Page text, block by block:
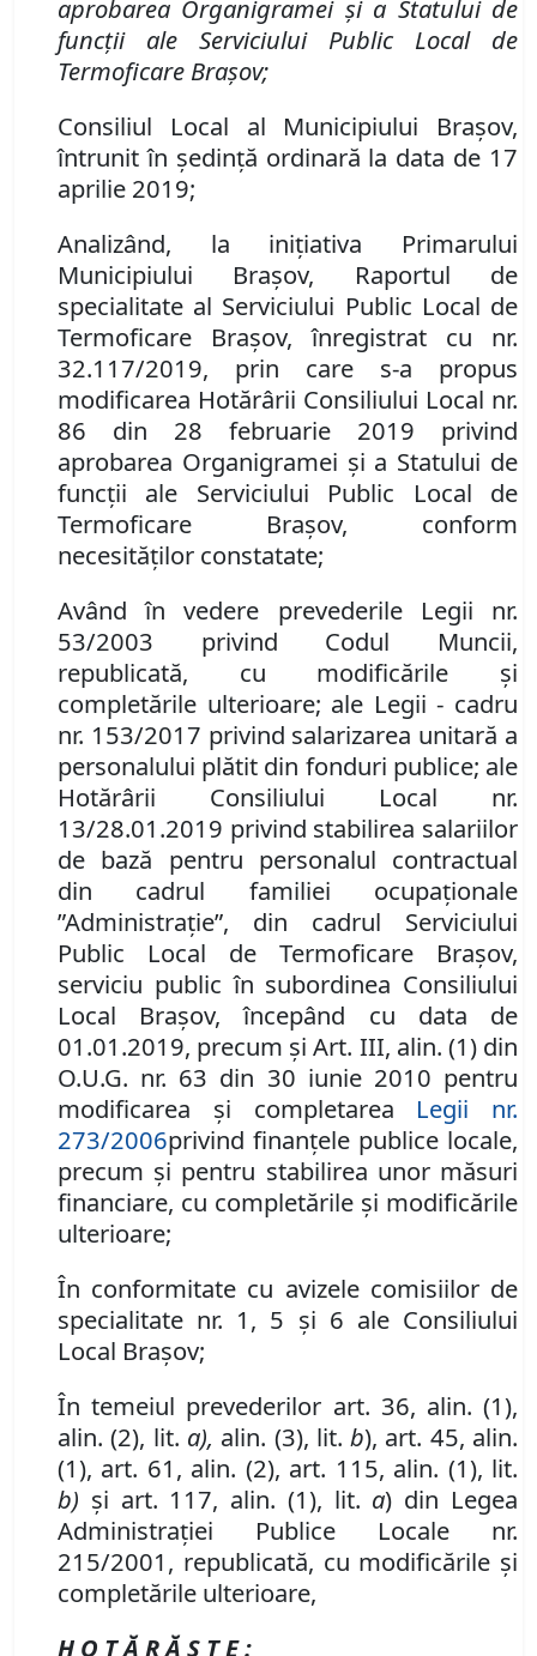
aprobarea Organigramei şi a Statului de
funcţii ale Serviciului Public Local de
Termoficare Braşov;
Consiliul Local al Municipiului Braşov,
întrunit în şedinţă ordinară la data de 17
aprilie 2019;
Analizând, la iniţiativa Primarului
Municipiului Braşov, Raportul de
specialitate al Serviciului Public Local de
Termoficare Braşov, înregistrat cu nr.
32.117/2019, prin care s-a propus
modificarea Hotărârii Consiliului Local nr.
86 din 28 februarie 2019 privind
aprobarea Organigramei şi a Statului de
funcţii ale Serviciului Public Local de
Termoficare Braşov, conform
necesităţilor constatate;
Având în vedere prevederile Legii nr.
53/2003 privind Codul Muncii,
republicată, cu modificările şi
completările ulterioare; ale Legii- cadru
nr. 153/2017 privind salarizarea unitară a
personalului plătit din fonduri publice; ale
Hotărârii Consiliului Local nr.
13/28.01.2019 privind stabilirea salariilor
de bază pentru personalul contractual
din cadrul familiei ocupaţionale
”Administraţie”, din cadrul Serviciului
Public Local de Termoficare Braşov,
serviciu public în subordinea Consiliului
Local Braşov, începând cu data de
01.01.2019, precum şi Art. III, alin. (1) din
O.U.G. nr. 63 din 30 iunie 2010 pentru
modificarea şi completarea Legii nr.
273/2006privind finanţele publice locale,
precum şi pentru stabilirea unor măsuri
financiare, cu completările şi modificările
ulterioare;
În conformitate cu avizele comisiilor de
specialitate nr. 1, 5 şi 6 ale Consiliului
Local Braşov;
În temeiul prevederilor art. 36, alin. (1),
alin. (2), lit. a), alin. (3), lit.b), art. 45, alin.
(1), art. 61, alin. (2), art. 115, alin. (1), lit.
b) şi art. 117, alin. (1), lit. a) din Legea
Administraţiei Publice Locale nr.
215/2001, republicată, cu modificările şi
completările ulterioare,
H O T Ă R Ă Ş T E :